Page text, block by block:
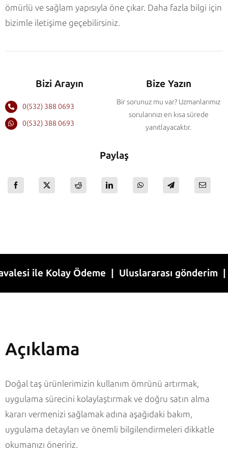
ömürlü ve sağlam yapısıyla öne çıkar. Daha fazla bilgi için
bizimle iletişime geçebilirsiniz.
Bizi Arayın
0(532) 388 0693
0(532) 388 0693
Bize Yazın
Bir sorunuz mu var? Uzmanlarımız
sorularınızı en kısa sürede
yanıtlayacaktır.
Paylaş
Kolay Ödeme | Uluslararası gönderim | 1-
Açıklama
Doğal taş ürünlerimizin kullanım ömrünü artırmak,
uygulama sürecini kolaylaştırmak ve doğru satın alma
kararı vermenizi sağlamak adına aşağıdaki bakım,
uygulama detayları ve önemli bilgilendirmeleri dikkatle
okumanızı öneririz.